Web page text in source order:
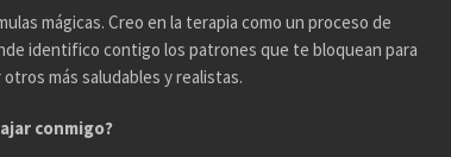
mágicas. Creo en la terapia como un proceso de
identifico contigo los patrones que te bloquean para
más saludables y realistas.
conmigo?